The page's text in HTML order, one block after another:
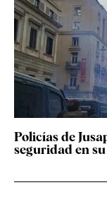
Policías de
seguridad en